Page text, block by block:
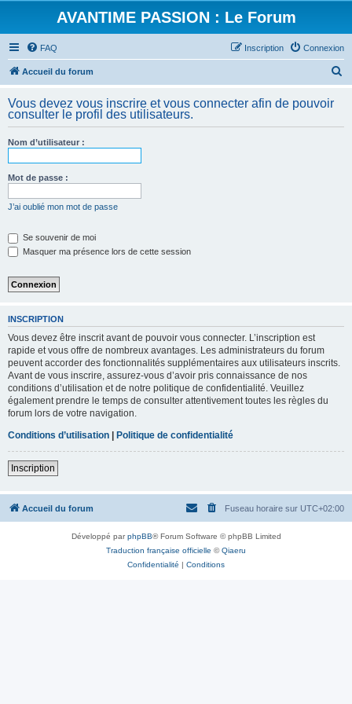
AVANTIME PASSION : Le Forum
FAQ Connexion
Inscription
Accueil du forum
h
Vous devez vous inscrire et vous connecter afin de pouvoir
consulter le profil des utilisateurs.
Nom d’utilisateur :
Mot de passe :
J’ai oublié mon mot de passe
Se souvenir de moi
Masquer ma présence lors de cette session
INSCRIPTION
Vous devez être inscrit avant de pouvoir vous connecter. L’inscription est
rapide et vous offre de nombreux avantages. Les administrateurs du forum
peuvent accorder des fonctionnalités supplémentaires aux utilisateurs inscrits.
Avant de vous inscrire, assurez-vous d’avoir pris connaissance de nos
conditions d’utilisation et de notre politique de confidentialité. Veuillez
également prendre le temps de consulter attentivement toutes les règles du
forum lors de votre navigation.
Conditions d’utilisation | Politique de confidentialité
Inscription
Accueil du forum Fuseau horaire sur UTC+02:00
Développé parphpBB® Forum Software © phpBB Limited
Traduction française officielle ©Qiaeru
Confidentialité | Conditions